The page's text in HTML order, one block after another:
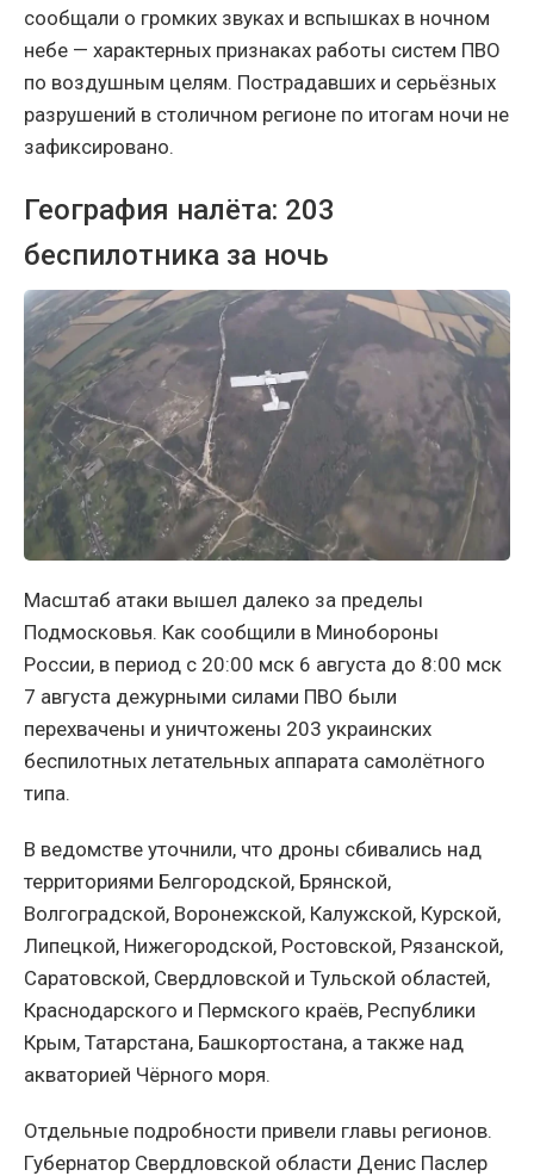
сообщали о громких звуках и вспышках в ночном
небе — характерных признаках работы систем ПВО
по воздушным целям. Пострадавших и серьёзных
разрушений в столичном регионе по итогам ночи не
зафиксировано.
География налёта: 203
беспилотника за ночь
Масштаб атаки вышел далеко за пределы
Подмосковья. Как сообщили в Минобороны
России, в период с 20:00 мск 6 августа до 8:00 мск
7 августа дежурными силами ПВО были
перехвачены и уничтожены 203 украинских
беспилотных летательных аппарата самолётного
типа.
В ведомстве уточнили, что дроны сбивались над
территориями Белгородской, Брянской,
Волгоградской, Воронежской, Калужской, Курской,
Липецкой, Нижегородской, Ростовской, Рязанской,
Саратовской, Свердловской и Тульской областей,
Краснодарского и Пермского краёв, Республики
Крым, Татарстана, Башкортостана, а также над
акваторией Чёрного моря.
Отдельные подробности привели главы регионов.
Губернатор Свердловской области Денис Паслер